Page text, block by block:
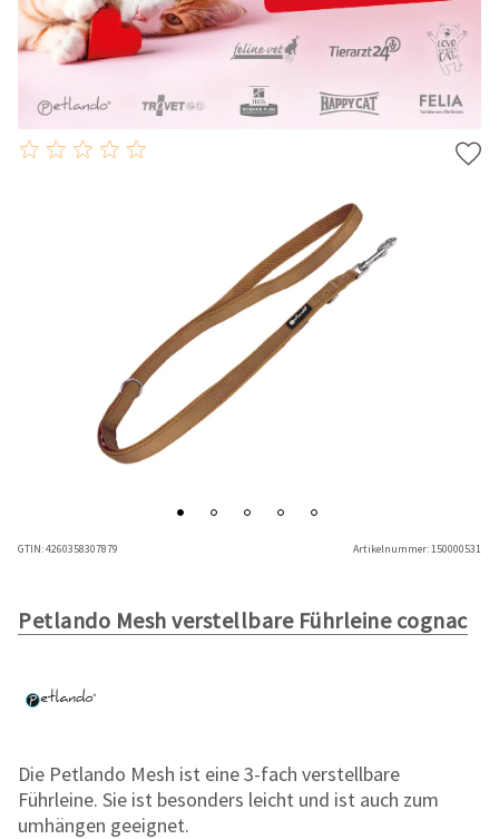
GTIN:4260358307879 Artikelnummer:150000531
Petlando Mesh verstellbare Führleine cognac
Die Petlando Mesh ist eine 3-fach verstellbare
Führleine. Sie ist besonders leicht und ist auch zum
umhängen geeignet.